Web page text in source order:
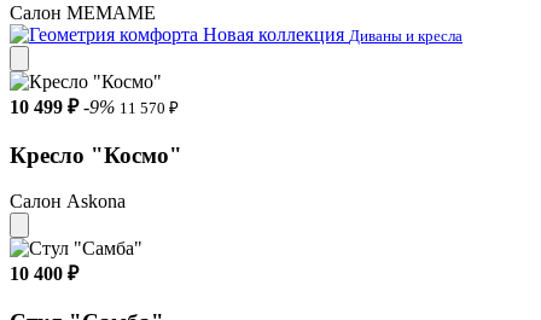
Салон МЕМАМЕ
Новая коллекция Диваны и кресла
10 499 ₽ -9% 11 570 ₽
Кресло "Космо"
Салон Askona
10 400 ₽